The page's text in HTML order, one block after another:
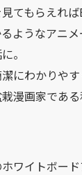
てもらえれ
ようなアニ
。
にわかりやす
漫画家であ
ワイトボー